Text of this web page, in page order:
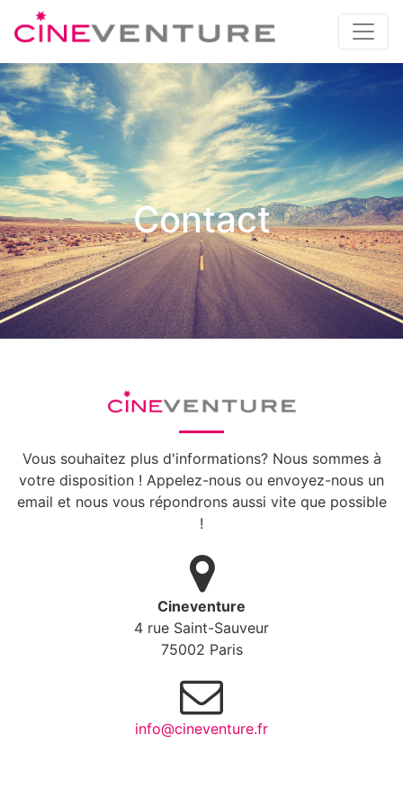
Contact
Vous souhaitez plus d'informations? Nous sommes à
votre disposition ! Appelez-nous ou envoyez-nous un
email et nous vous répondrons aussi vite que possible
!
Cineventure
4 rue Saint-Sauveur
75002 Paris
info@cineventure.fr